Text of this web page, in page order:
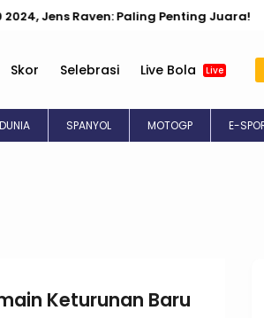
Penting Juara! Persib Bakal
Skor Selebrasi Live Bola Live
DUNIA SPANYOL MOTOGP E-
Keturunan Baru